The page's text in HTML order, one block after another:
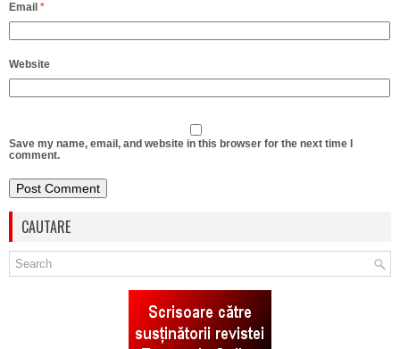
Email *
Website
Save my name, email, and website in this browser for the next time I
comment.
CAUTARE